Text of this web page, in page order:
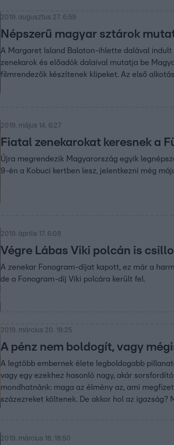
2019. augusztus 27. 6:59
Népszerű magyar sztárok
A Margaret Island Balaton-ihlette dalával indult
zenekarok és előadók dalaival mutatja be
filmrendezők készítenek klipeket. Az első
2019. május 14. 6:27
Fiatal zenekarokat keresnek a
Újra megrendezik Magyarország egyik
9-én a Kobuci kertben lesz, jelentkezni még
2019. április 17. 6:08
Végre Lábas Viki polcán is
A zenekar Fonogram-díjat kapott, ez már a
de a Fonogram-díj Viki polcára került fel.
2019. március 20. 18:25
A pénz nem boldogít, vagy
A legtöbb embernek élete legboldogabb
vagy egy ezekhez hasonló nagy, akár
mondhatnánk: maga az élmény az, ami
százezreket költenek. De akkor hol az igazság?
2019. március 18. 18:50